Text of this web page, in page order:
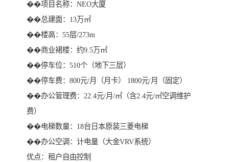
��项目名称：NEO大厦
��总建面：13万㎡
��楼高：55层/273m
��商业裙楼：约9.5万㎡
��停车位：510个（地下三层）
��停车费：800元/月（月卡） 1800元/月（固定）
��办公管理费：22.4元/月/㎡（含2.4元/㎡空调维护
费）
��电梯数量：18台日本原装三菱电梯
��办公空调：计电量（大金VRV系统）
优点：租户自由控制